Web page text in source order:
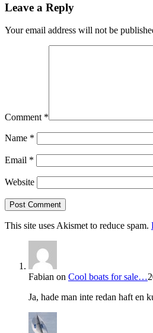
Leave a Reply
Your email address will not be
Comment *
Name *
Email *
Website
This site uses Akismet to reduce spam.
Fabian on Cool boats for sale…
Ja, hade man inte redan haft en